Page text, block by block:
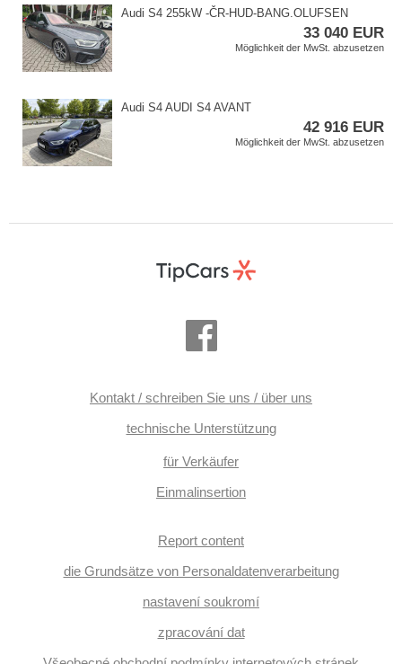
Audi S4 255kW ​-ČR​-HUD​-BANG.OLUFSEN
33 040 EUR
Möglichkeit der MwSt. abzusetzen
Audi S4 AUDI S4 AVANT
42 916 EUR
Möglichkeit der MwSt. abzusetzen
Kontakt / schreiben Sie uns / über uns
technische Unterstützung
für Verkäufer
Einmalinsertion
Report content
die Grundsätze von Personaldatenverarbeitung
nastavení soukromí
zpracování dat